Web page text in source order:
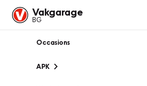
Vakgarage
BG
Occasions
APK